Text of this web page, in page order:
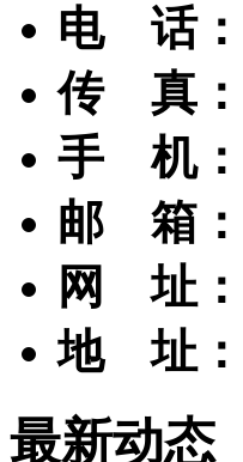
电 话：
传 真：
手 机：
邮 箱：
网 址：
地 址：
最新动态